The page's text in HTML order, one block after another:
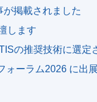
掲載されました
します
の推奨技術に選定
ーラム2026 に出